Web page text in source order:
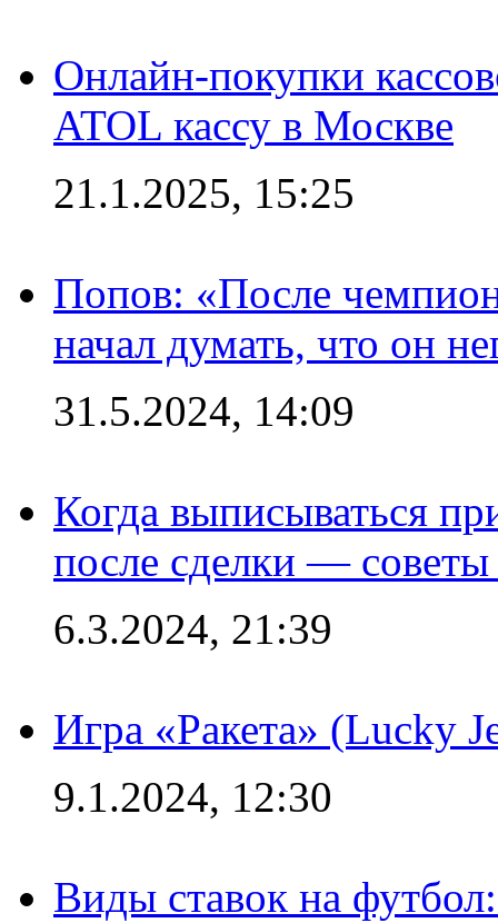
Онлайн-покупки
ATOL кассу в Москве
21.1.2025, 15:25
Попов: «После
начал думать, что он
31.5.2024, 14:09
Когда выписываться
после сделки —
6.3.2024, 21:39
Игра «Ракета» (Lucky
9.1.2024, 12:30
Виды ставок на